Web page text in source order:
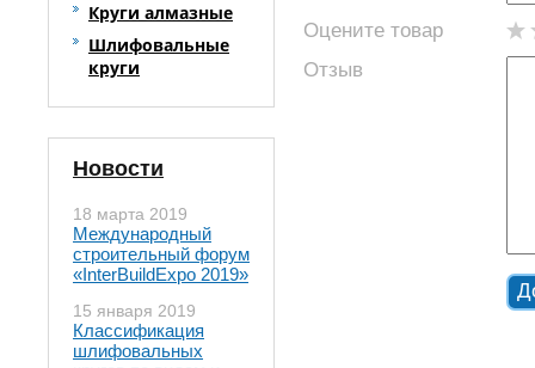
Круги алмазные
Шлифовальные
круги
Новости
18 марта 2019
Международный
строительный форум
«InterBuildExpo 2019»
15 января 2019
Классификация
шлифовальных
Оцените товар
Отзыв